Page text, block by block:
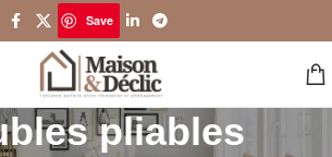
Save
pliables